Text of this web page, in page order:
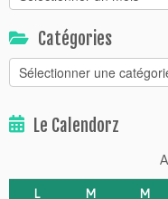
Catégories
Catégories
Le Calendorz
L M M